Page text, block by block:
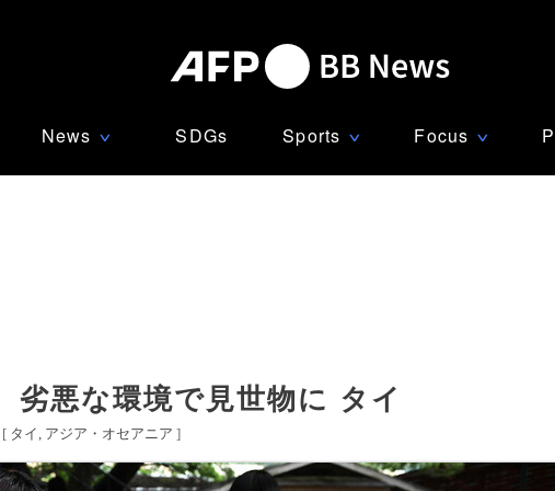
News ∨ SDGs Sports ∨ Focus ∨
劣悪な環境で見世物に タイ
[ タイ アジア・オセアニア ]